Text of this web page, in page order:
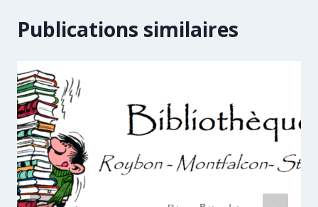
Publications similaires